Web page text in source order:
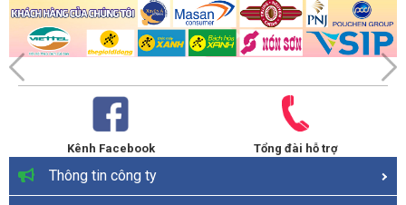
Kênh Facebook Tổng đài hỗ trợ
Thông tin công ty